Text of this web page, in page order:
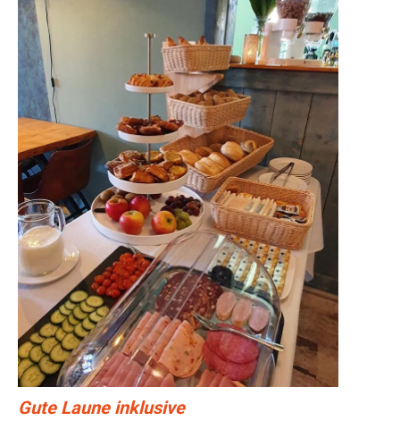
Gute Laune inklusive